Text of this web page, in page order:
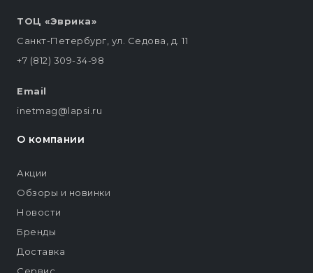
ТОЦ «Эврика»
Санкт-Петербург, ул. Седова, д. 11
+7 (812) 309-34-98
Email
inetmag@lapsi.ru
О компании
Акции
Обзоры и новинки
Новости
Бренды
Доставка